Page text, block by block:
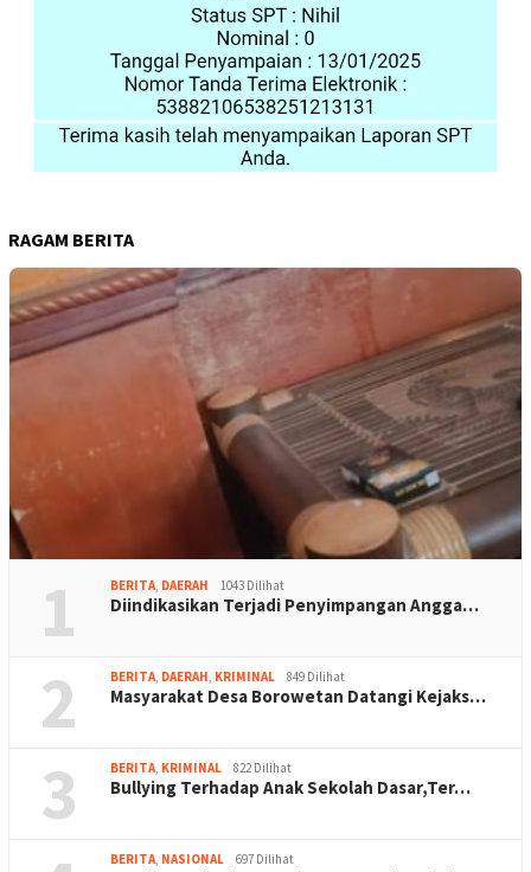
RAGAM BERITA
1 BERITA DAERAH 1043 Dilihat
Diindikasikan Terjadi Penyimpangan Angga…
2 BERITA DAERAH KRIMINAL 849 Dilihat
Masyarakat Desa Borowetan Datangi Kejaks…
3 BERITA KRIMINAL 822 Dilihat
Bullying Terhadap Anak Sekolah Dasar,Ter…
BERITA NASIONAL 697 Dilihat